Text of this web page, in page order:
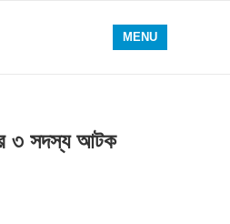
MENU
৩ সদস্য আটক